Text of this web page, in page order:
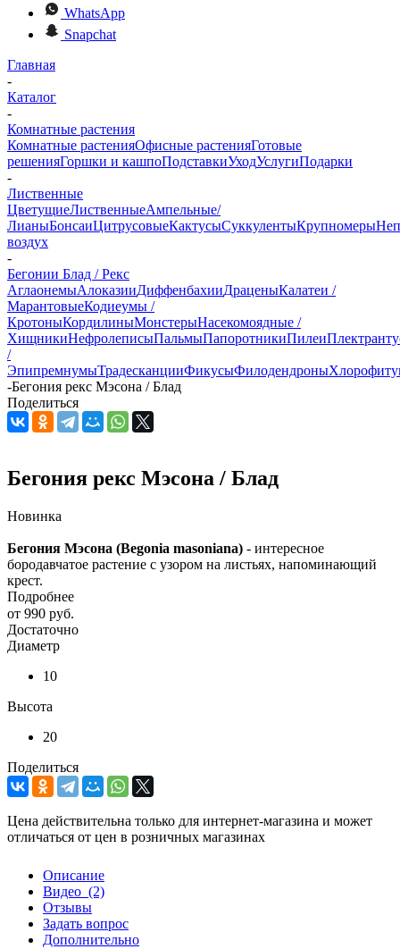
WhatsApp
Snapchat
Главная
-
Каталог
-
Комнатные растения
Комнатные растенияОфисные растенияГотовые
решенияГоршки и кашпоПодставкиУходУслугиПодарки
-
Лиственные
ЦветущиеЛиственныеАмпельные/
ЛианыБонсаиЦитрусовыеКактусыСуккулентыКрупномеры
воздух
-
Бегонии Блад / Рекс
АглаонемыАлоказииДиффенбахииДраценыКалатеи /
МарантовыеКодиеумы /
КротоныКордилиныМонстерыНасекомоядные /
ХищникиНефролеписыПальмыПапоротникиПилеи
/
ЭпипремнумыТрадесканцииФикусыФилодендроны
-Бегония рекс Мэсона / Блад
Поделиться
Бегония рекс Мэсона / Блад
Новинка
Бегония Мэсона (Begonia masoniana) - интересное
бородавчатое растение с узором на листьях, напоминающий
крест.
Подробнее
от 990 руб.
Достаточно
Диаметр
10
Высота
20
Поделиться
Цена действительна только для интернет-магазина и может
отличаться от цен в розничных магазинах
Описание
Видео (2)
Отзывы
Задать вопрос
Дополнительно